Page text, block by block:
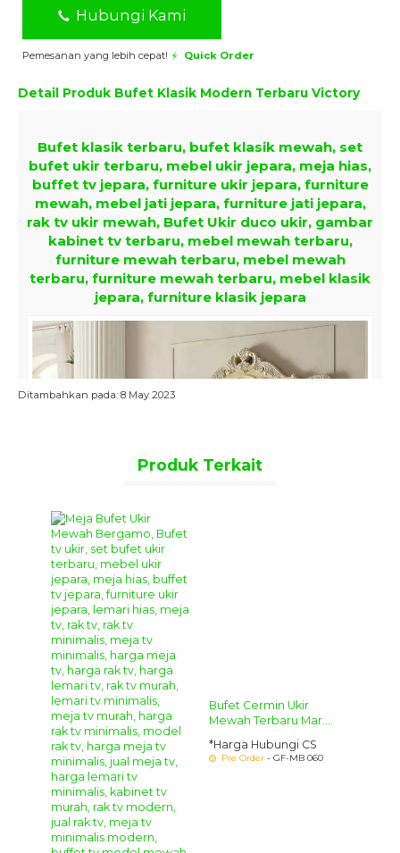
Hubungi Kami
Pemesanan yang lebih cepat! Quick Order
Detail Produk Bufet Klasik Modern Terbaru Victory
Bufet klasik terbaru, bufet klasik mewah, set
bufet ukir terbaru, mebel ukir jepara, meja hias,
buffet tv jepara, furniture ukir jepara, furniture
mewah, mebel jati jepara, furniture jati jepara,
rak tv ukir mewah, Bufet Ukir duco ukir, gambar
kabinet tv terbaru, mebel mewah terbaru,
furniture mewah terbaru, mebel mewah
terbaru, furniture mewah terbaru, mebel klasik
jepara, furniture klasik jepara
Bufet Klasik Modern Terbaru Victory
Bufet Klasik Modern Terbaru
Victory
Ditambahkan pada: 8 May 2023
Produk Terkait